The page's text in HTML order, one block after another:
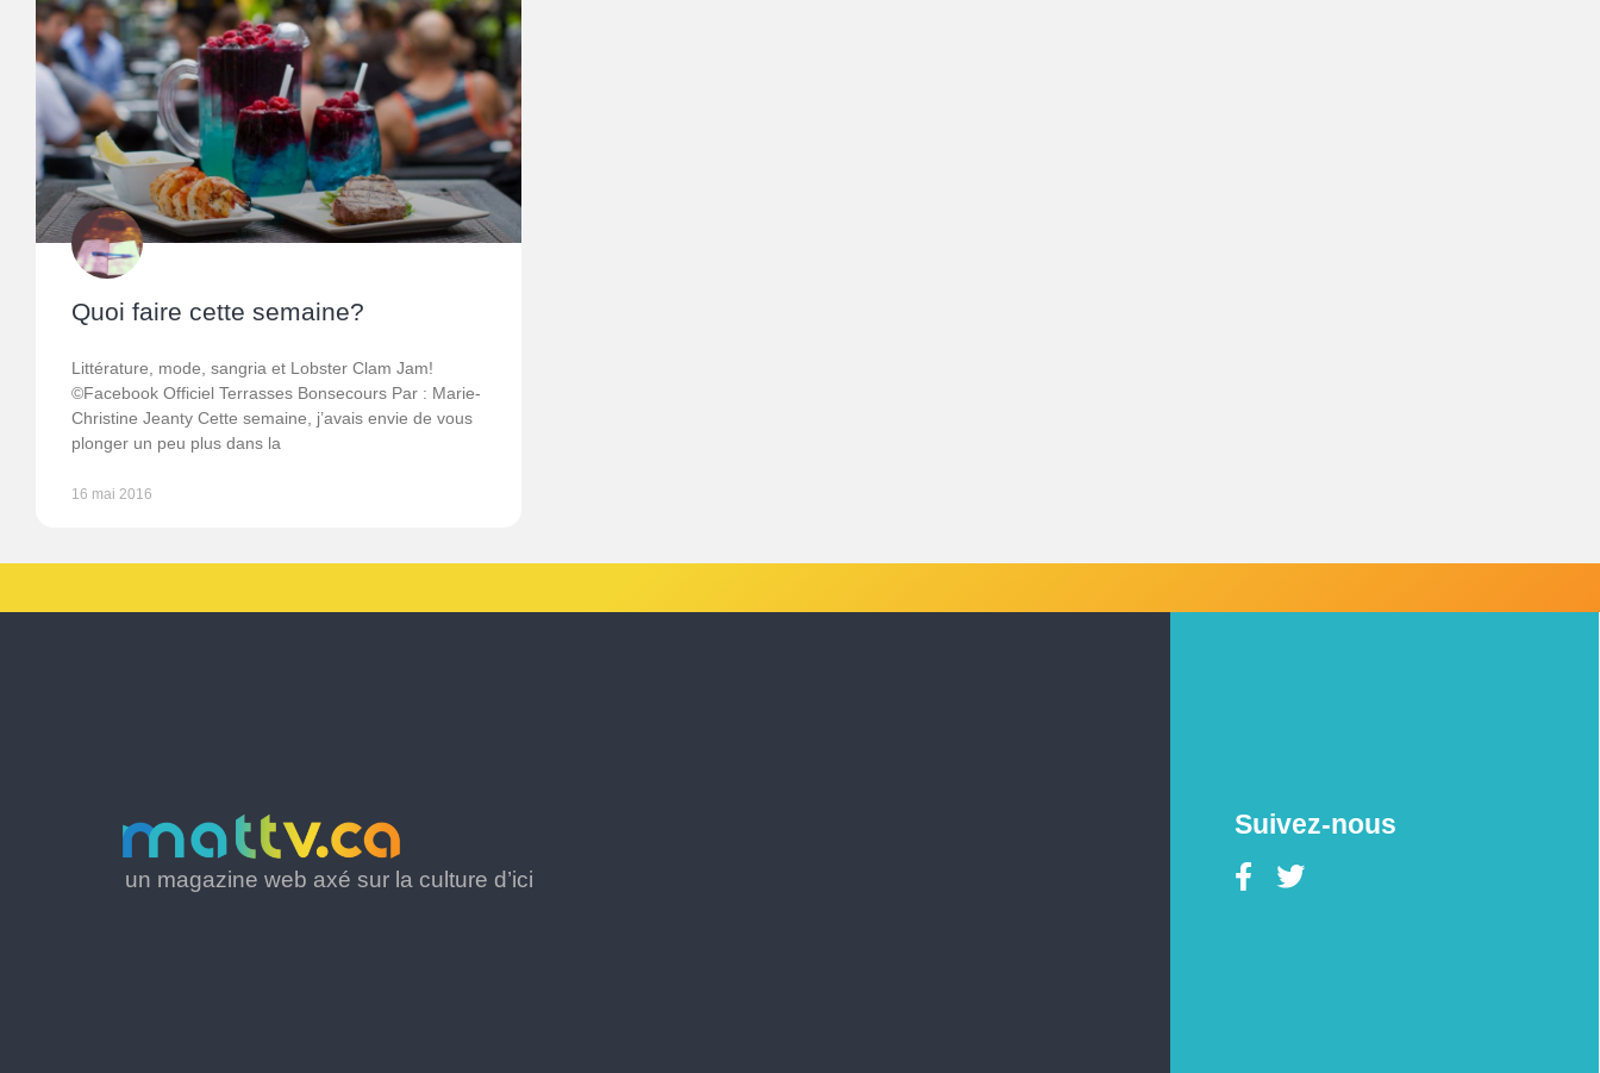
Quoi faire cette semaine?
Littérature, mode, sangria et Lobster Clam Jam!
©Facebook Officiel Terrasses Bonsecours Par : Marie-
Christine Jeanty Cette semaine, j’avais envie de vous
plonger un peu plus dans la
16 mai 2016
un magazine web axé sur la culture d’ici
Suivez-nous